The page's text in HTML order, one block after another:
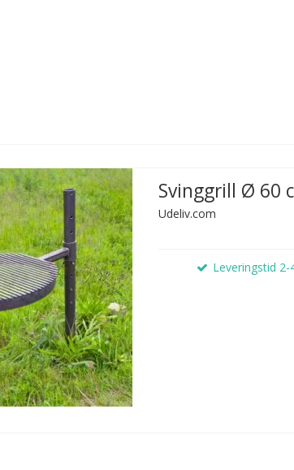
Svinggrill Ø 60
Udeliv.com
Leveringstid 2-